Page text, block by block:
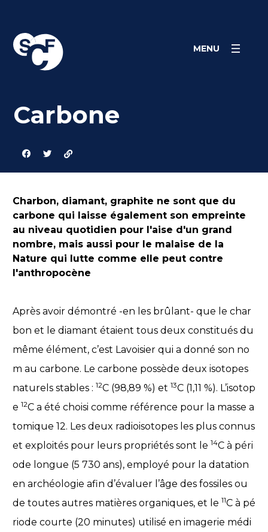
content
MENU
Carbone
Charbon, diamant, graphite ne sont que du
carbone qui laisse également son empreinte
au niveau quotidien pour l'aise d'un grand
nombre, mais aussi pour le malaise de la
Nature qui lutte comme elle peut contre
l'anthropocène
Après avoir démontré -en les brûlant- que le char
bon et le diamant étaient tous deux constitués du
même élément, c’est Lavoisier qui a donné son no
m au carbone. Le carbone possède deux isotopes
naturels stables : 12C (98,89 %) et 13C (1,11 %). L’isotop
e 12C a été choisi comme référence pour la masse a
tomique 12. Les deux radioisotopes les plus connus
et exploités pour leurs propriétés sont le 14C à péri
ode longue (5 730 ans), employé pour la datation
en archéologie afin d’évaluer l’âge des fossiles ou
de toutes autres matières organiques, et le 11C à pé
riode courte (20 minutes) utilisé en imagerie médi